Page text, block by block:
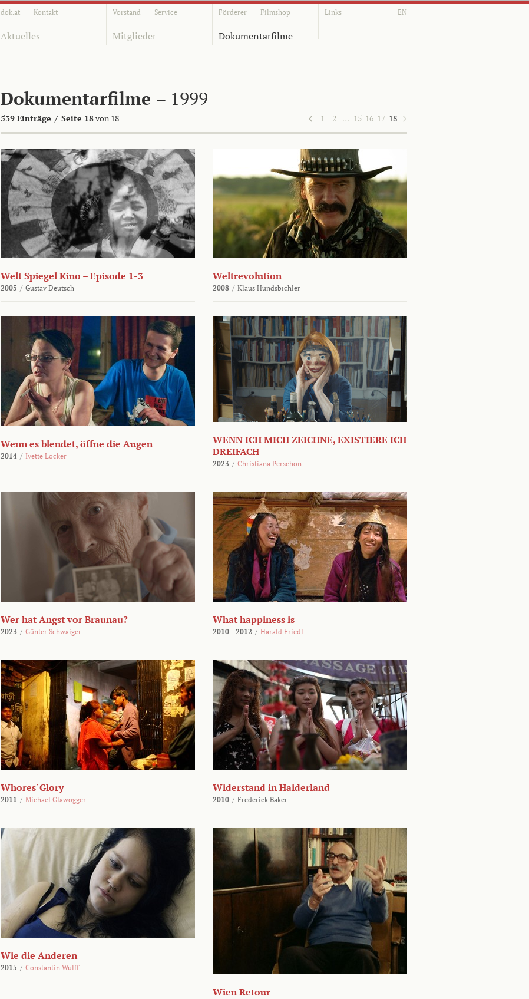
dok.at Kontakt Vorstand Service Förderer Filmshop Links EN
Aktuelles Mitglieder Dokumentarfilme
Dokumentarfilme – 1999
539 Einträge / Seite 18von 18 1 2 … 15 16 17 18
Welt Spiegel Kino – Episode 1-3
2005 / Gustav Deutsch
Weltrevolution
2008 / Klaus Hundsbichler
Wenn es blendet, öffne die Augen
2014 / Ivette Löcker
WENN ICH MICH ZEICHNE, EXISTIERE ICH
DREIFACH
2023 / Christiana Perschon
Wer hat Angst vor Braunau?
2023 / Günter Schwaiger
What happiness is
2010 - 2012 / Harald Friedl
Whores´Glory
2011 / Michael Glawogger
Widerstand in Haiderland
2010 / Frederick Baker
Wie die Anderen
2015 / Constantin Wulff
Wien Retour